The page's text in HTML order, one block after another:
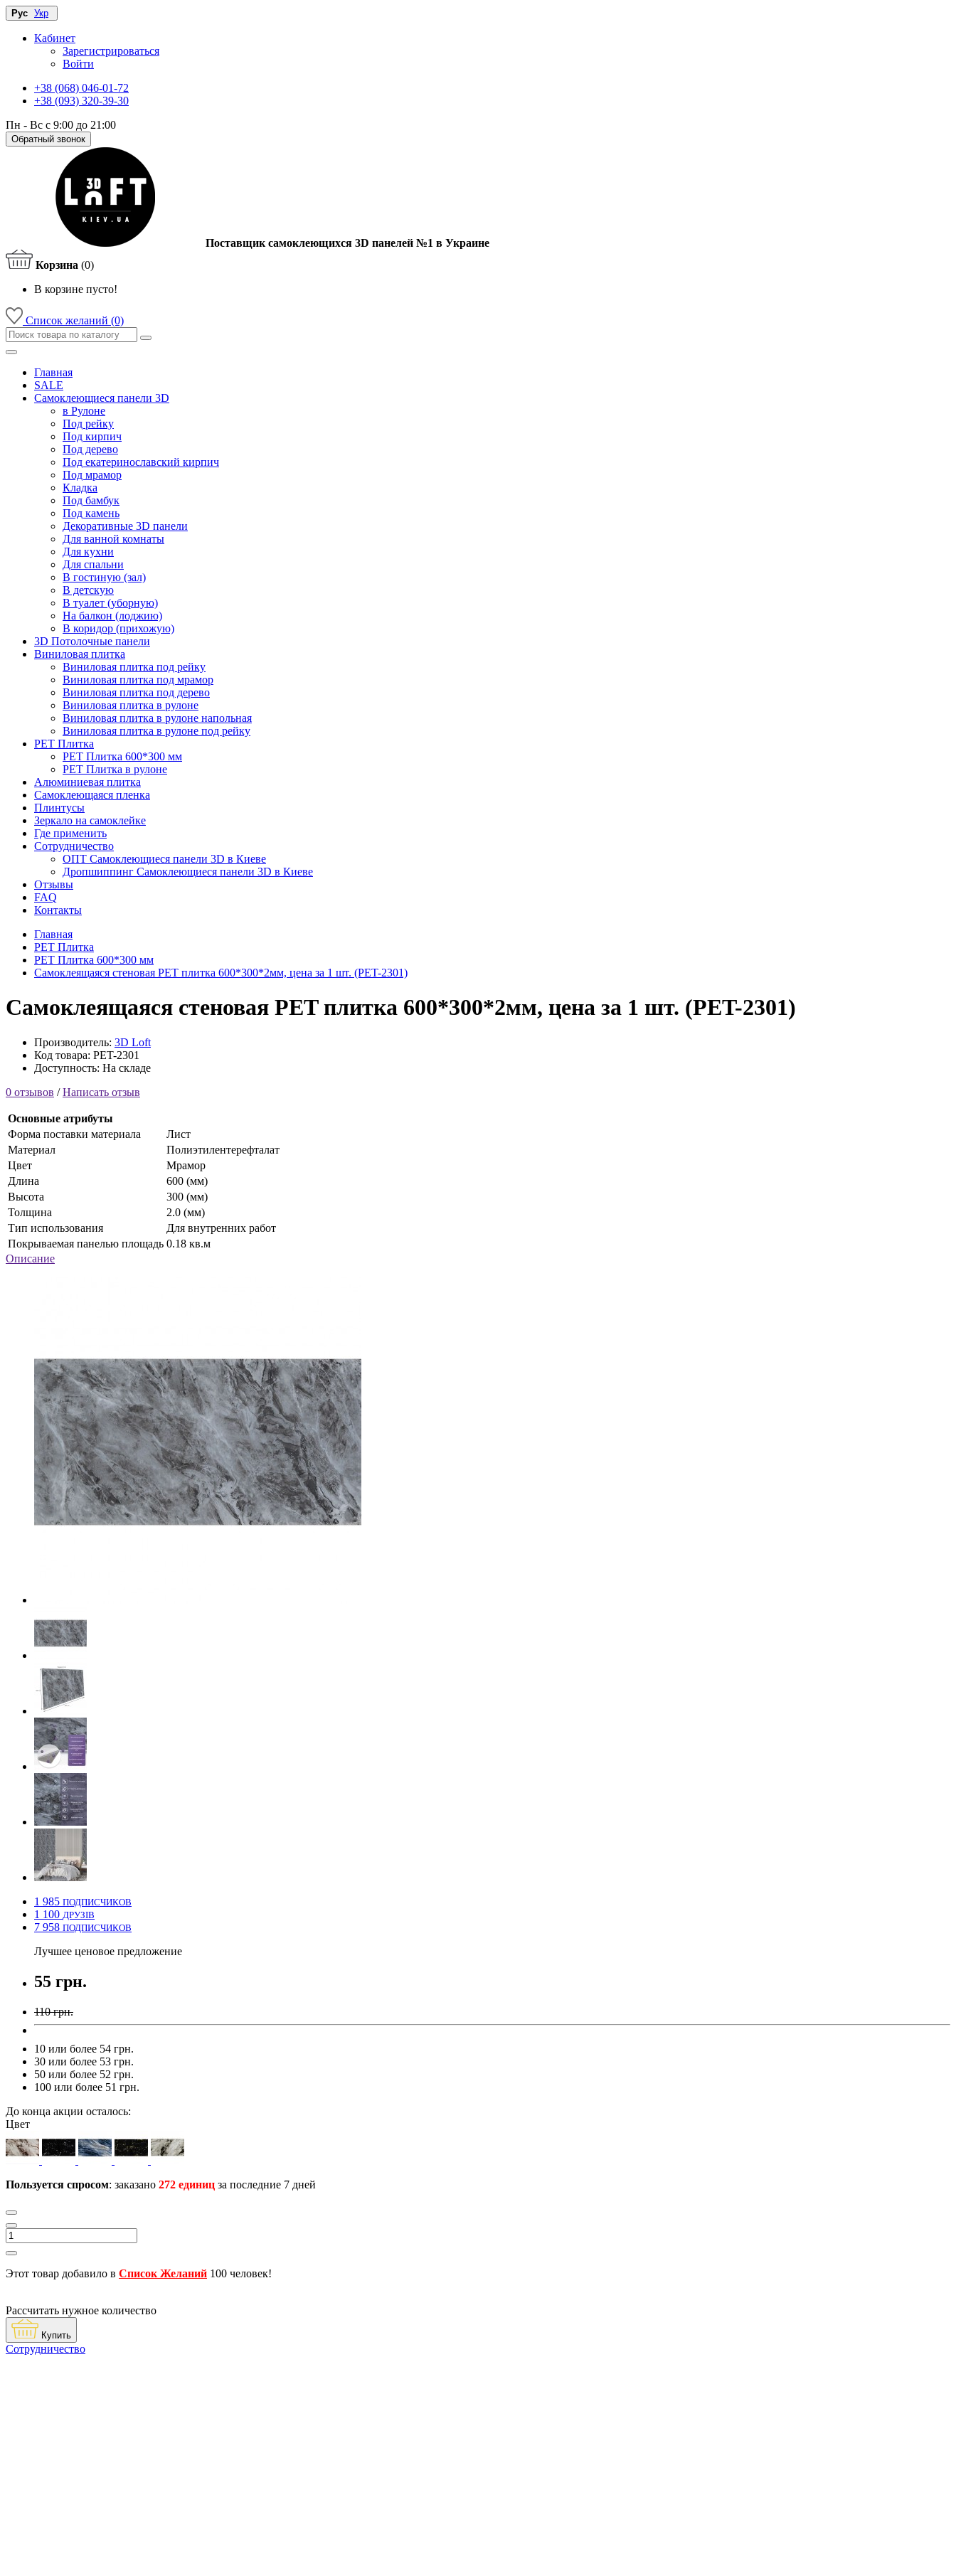
Рус Укр
Кабинет
Зарегистрироваться
Войти
+38 (068) 046-01-72
+38 (093) 320-39-30
Пн - Вс с 9:00 до 21:00
Обратный звонок
Поставщик самоклеющихся 3D панелей №1 в Украине
Корзина (0)
В корзине пусто!
Список желаний (0)
Главная
SALE
Самоклеющиеся панели 3D
в Рулоне
Под рейку
Под кирпич
Под дерево
Под екатеринославский кирпич
Под мрамор
Кладка
Под бамбук
Под камень
Декоративные 3D панели
Для ванной комнаты
Для кухни
Для спальни
В гостиную (зал)
В детскую
В туалет (уборную)
На балкон (лоджию)
В коридор (прихожую)
3D Потолочные панели
Виниловая плитка
Виниловая плитка под рейку
Виниловая плитка под мрамор
Виниловая плитка под дерево
Виниловая плитка в рулоне
Виниловая плитка в рулоне напольная
Виниловая плитка в рулоне под рейку
PET Плитка
PET Плитка 600*300 мм
PET Плитка в рулоне
Алюминиевая плитка
Самоклеющаяся пленка
Плинтусы
Зеркало на самоклейке
Где применить
Сотрудничество
ОПТ Самоклеющиеся панели 3D в Киеве
Дропшиппинг Самоклеющиеся панели 3D в Киеве
Отзывы
FAQ
Контакты
Главная
PET Плитка
PET Плитка 600*300 мм
Самоклеящаяся стеновая PET плитка 600*300*2мм, цена за 1 шт. (PET-2301)
Самоклеящаяся стеновая PET плитка 600*300*2мм, цена за 1 шт. (PET-2301)
Производитель: 3D Loft
Код товара: PET-2301
Доступность: На складе
0 отзывов /Написать отзыв
Основные атрибуты
Форма поставки материала
Лист
Материал
Полиэтилентерефталат
Цвет
Мрамор
Длина
600 (мм)
Высота
300 (мм)
Толщина
2.0 (мм)
Тип использования
Для внутренних работ
Покрываемая панелью площадь 0.18 кв.м
Описание
1 985 ПОДПИСЧИКОВ
1 100 ДРУЗІВ
7 958 ПОДПИСЧИКОВ
Лучшее ценовое предложение
55 грн.
110 грн.
10 или более 54 грн.
30 или более 53 грн.
50 или более 52 грн.
100 или более 51 грн.
До конца акции осталось:
Цвет
Пользуется спросом: заказано 272 единиц за последние 7 дней
Этот товар добавило в Список Желаний 100 человек!
Рассчитать нужное количество
Купить
Сотрудничество